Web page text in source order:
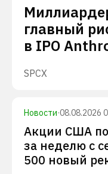
главный
в IPO
SPCX
Новости·08.08.2026
Акции США
за неделю с
500 новый